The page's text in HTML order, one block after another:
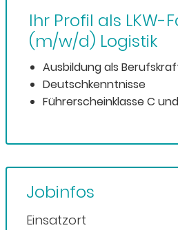
Ihr Profil als LKW-
(m/w/d) Logistik
Ausbildung als
Deutschkenntnisse
Führerscheinklasse C
Jobinfos
Einsatzort